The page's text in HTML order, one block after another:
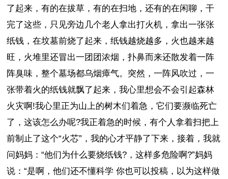
了起来，有的在拔草，有的在扫地，还有的在闲聊，干
完了这些，只见旁边几个老人拿出打火机，拿出一张张
纸钱，在坟墓前烧了起来，纸钱越烧越多，火也越来越
旺，火堆里还冒出一团团浓烟，扑鼻而来还散发着一阵
阵臭味，整个墓场都乌烟瘴气。突然，一阵风吹过，一
张带着火的纸钱就飘了起来，我心里想会不会引起森林
火灾啊!我心里正为山上的树木们着急，它们要濒临死亡
了，这该怎么办呢?我正着急的时候，有个人拿着扫把上
前制止了这个“火芯”，我的心才平静了下来，接着，我就
问妈妈：“他们为什么要烧纸钱?，这样多危险啊?”妈妈
说：“是啊，他们还不懂科学 你也可以投稿，以为这样做